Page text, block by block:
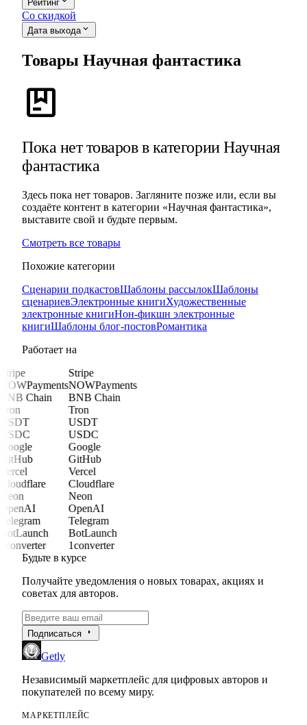
Рейтинг
Со скидкой
Дата выхода expand_more
Товары Научная фантастика
package
Пока нет товаров в категории Научная
фантастика
Здесь пока нет товаров. Загляните позже или, если вы
создаёте контент в категории «Научная фантастика»,
выставите свой и будьте первым.
Смотреть все товары
Похожие категории
Сценарии подкастовШаблоны рассылокШаблоны
сценариевЭлектронные книгиХудожественные
электронные книгиНон-фикшн электронные
книгиШаблоны блог-постовРомантика
Работает на
Stripe
NOWPayments
BNB Chain
Tron
USDT
USDC
Google
GitHub
Vercel
Cloudflare
Neon
OpenAI
Telegram
BotLaunch
1converter
Stripe
NOWPayments
BNB Chain
Tron
USDT
USDC
Google
GitHub
Vercel
Cloudflare
Neon
OpenAI
Telegram
BotLaunch
1converter
Будьте в курсе
Получайте уведомления о новых товарах, акциях и
советах для авторов.
Подписаться arrow_right
Getly
Независимый маркетплейс для цифровых авторов и
покупателей по всему миру.
МАРКЕТПЛЕЙС